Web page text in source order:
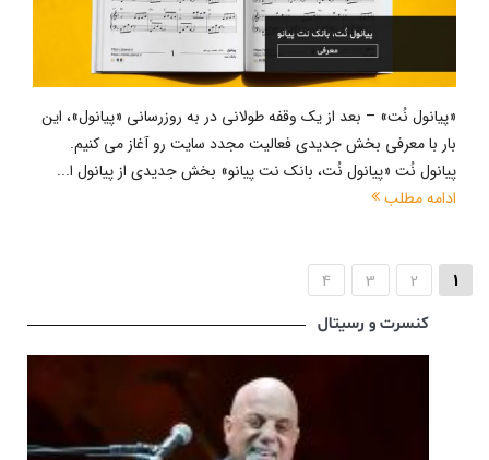
«پیانول نُت» – بعد از یک وقفه طولانی در به‌ روزرسانی «پیانول»، این
بار با معرفی بخش جدیدی فعالیت مجدد سایت رو آغاز می کنیم.
پیانول نُت «پیانول نُت، بانک نت پیانو» بخش جدیدی از پیانول ا...
ادامه مطلب
1
2
3
4
کنسرت و رسیتال